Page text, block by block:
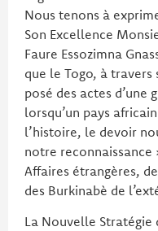
Nous tenons à
Son Excellence
Faure Essozimna
que le Togo, à
posé des actes d’une
lorsqu’un pays
l’histoire, le devoir
notre reconnaissance
Affaires étrangères,
des Burkinabè de
La Nouvelle Stratégie